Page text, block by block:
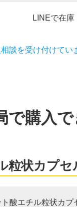
LINEで在
談を受け付けてい
で購入
粒状カプセ
酸エチル粒状カプ